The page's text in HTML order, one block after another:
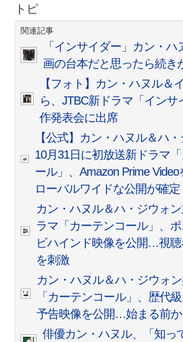
トピ
関連記事
「インサイダー」カン・ハ
画の台本だと思ったら続き
【フォト】カン・ハヌル＆
ら、JTBC新ドラマ「インサ
作発表会に出席
【公式】カン・ハヌル＆ハ・
10月31日に初放送新ドラマ
ール」、Amazon Prime
ローバルワイドな公開が確定
カン・ハヌル＆ハ・ジウォ
ラマ「カーテンコール」、
ビハインド映像を公開…視
を刺激
カン・ハヌル＆ハ・ジウォ
「カーテンコール」、歴代
予告映像を公開…始まる前
俳優カン・ハヌル、「知っ